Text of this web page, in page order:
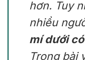
hơn. Tuy
nhiều
mí dưới
Trong bài